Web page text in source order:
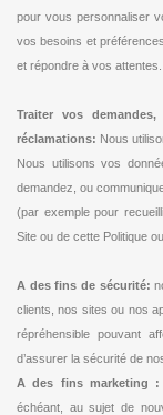
pour vous personnaliser
vos besoins et
et répondre à vos attentes.
Traiter vos
réclamations: Nous
Nous utilisons vos
demandez, ou
(par exemple pour
Site ou de cette Politique
A des fins de sécurité:
clients, nos sites ou nos
répréhensible pouvant
d’assurer la sécurité de
A des fins marketing :
échéant, au sujet de